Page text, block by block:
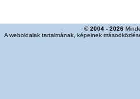
© 2004 - 2026
A weboldalak tartalmának, képeinek